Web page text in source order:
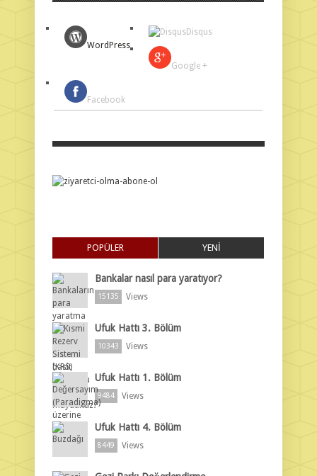
WordPress
Disqus
Google +
Facebook
POPÜLER YENİ
Bankalar nasıl para yaratıyor?
15135 Views
Ufuk Hattı 3. Bölüm
10343 Views
Ufuk Hattı 1. Bölüm
9484 Views
Ufuk Hattı 4. Bölüm
8449 Views